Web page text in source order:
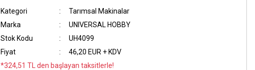
Kategori
Tarımsal Makinalar
Marka
UNIVERSAL HOBBY
Stok Kodu
UH4099
Fiyat
46,20 EUR + KDV
*324,51 TL den başlayan taksitlerle!